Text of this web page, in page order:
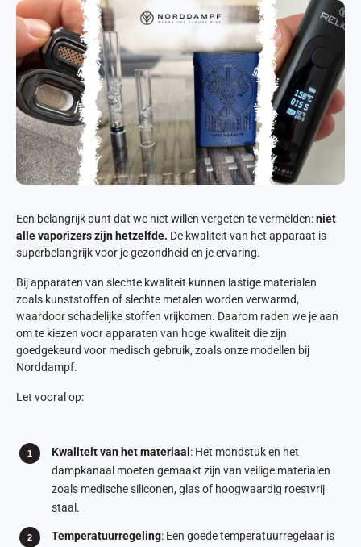
Een belangrijk punt dat we niet willen vergeten te vermelden:niet
alle vaporizers zijn hetzelfde. De kwaliteit van het apparaat is
superbelangrijk voor je gezondheid en je ervaring.
Bij apparaten van slechte kwaliteit kunnen lastige materialen
zoals kunststoffen of slechte metalen worden verwarmd,
waardoor schadelijke stoffen vrijkomen. Daarom raden we je aan
om te kiezen voor apparaten van hoge kwaliteit die zijn
goedgekeurd voor medisch gebruik, zoals onze modellen bij
Norddampf.
Let vooral op:
Kwaliteit van het materiaal : Het mondstuk en het
dampkanaal moeten gemaakt zijn van veilige materialen
zoals medische siliconen, glas of hoogwaardig roestvrij
staal.
Temperatuurregeling: Een goede temperatuurregelaar is